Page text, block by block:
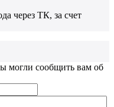
через ТК, за счет
могли сообщить вам об